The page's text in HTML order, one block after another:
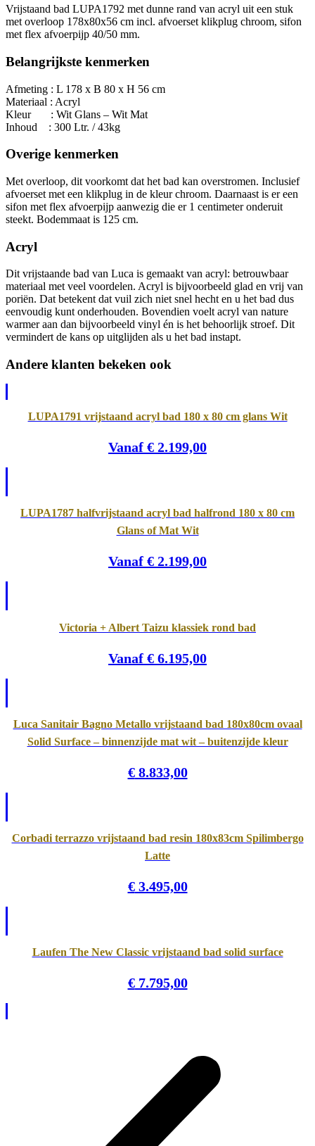
cm
glans
Wit
Vrijstaand bad LUPA1792 met dunne rand van acryl uit een stuk
met overloop 178x80x56 cm incl. afvoerset klikplug chroom, sifon
met flex afvoerpijp 40/50 mm.
Belangrijkste kenmerken
Afmeting : L 178 x B 80 x H 56 cm
Materiaal : Acryl
Kleur : Wit Glans – Wit Mat
Inhoud : 300 Ltr. / 43kg
Overige kenmerken
Met overloop, dit voorkomt dat het bad kan overstromen. Inclusief
afvoerset met een klikplug in de kleur chroom. Daarnaast is er een
sifon met flex afvoerpijp aanwezig die er 1 centimeter onderuit
steekt. Bodemmaat is 125 cm.
Acryl
Dit vrijstaande bad van Luca is gemaakt van acryl: betrouwbaar
materiaal met veel voordelen. Acryl is bijvoorbeeld glad en vrij van
poriën. Dat betekent dat vuil zich niet snel hecht en u het bad dus
eenvoudig kunt onderhouden. Bovendien voelt acryl van nature
warmer aan dan bijvoorbeeld vinyl én is het behoorlijk stroef. Dit
vermindert de kans op uitglijden als u het bad instapt.
Andere klanten bekeken ook
LUPA1791 vrijstaand acryl bad 180 x 80 cm glans Wit
Vanaf € 2.199,00
LUPA1787 halfvrijstaand acryl bad halfrond 180 x 80 cm
Glans of Mat Wit
Vanaf € 2.199,00
Victoria + Albert Taizu klassiek rond bad
Vanaf € 6.195,00
Luca Sanitair Bagno Metallo vrijstaand bad 180x80cm ovaal
Solid Surface – binnenzijde mat wit – buitenzijde kleur
€8.833,00
Corbadi terrazzo vrijstaand bad resin 180x83cm Spilimbergo
Latte
€3.495,00
Laufen The New Classic vrijstaand bad solid surface
€7.795,00